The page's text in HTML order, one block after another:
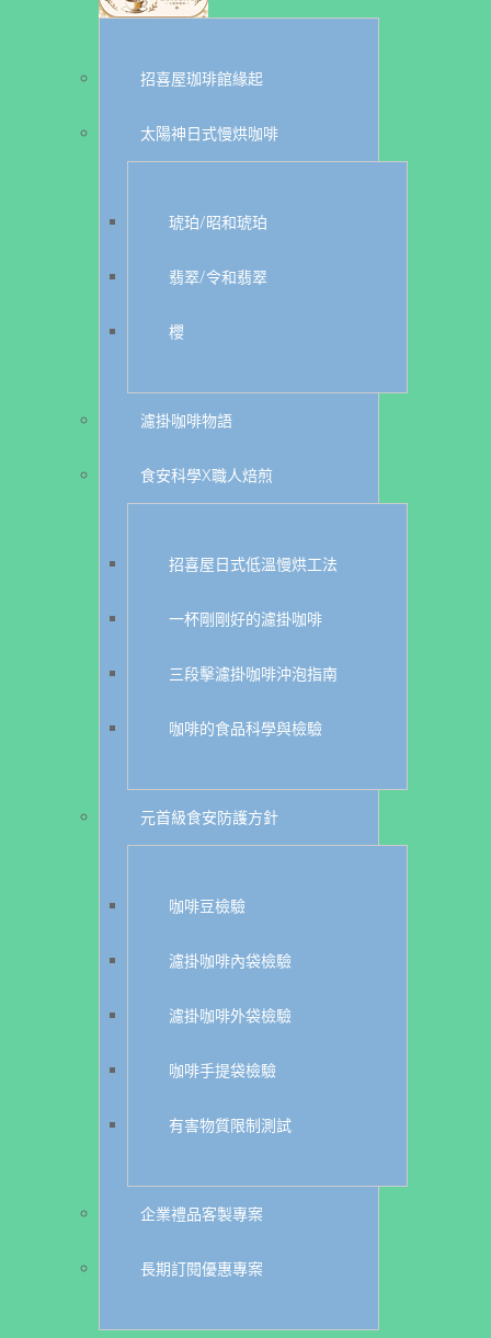
招喜屋珈琲館緣起
太陽神日式慢烘咖啡
琥珀/昭和琥珀
翡翠/令和翡翠
櫻
濾掛咖啡物語
食安科學X職人焙煎
招喜屋日式低溫慢烘工法
一杯剛剛好的濾掛咖啡
三段擊濾掛咖啡沖泡指南
咖啡的食品科學與檢驗
元首級食安防護方針
咖啡豆檢驗
濾掛咖啡內袋檢驗
濾掛咖啡外袋檢驗
咖啡手提袋檢驗
有害物質限制測試
企業禮品客製專案
長期訂閱優惠專案